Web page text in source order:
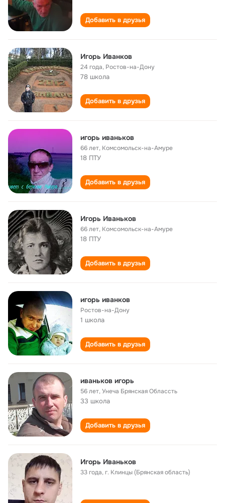
Добавить в друзья
Игорь Иванков
24 года, Ростов-на-Дону
78 школа
Добавить в друзья
игорь иваньков
66 лет, Комсомольск-на-Амуре
18 ПТУ
Добавить в друзья
Игорь Иваньков
66 лет, Комсомольск-на-Амуре
18 ПТУ
Добавить в друзья
игорь иванков
Ростов-на-Дону
1 школа
Добавить в друзья
иваньков игорь
56 лет,Унеча Брянская Облассть
33 школа
Добавить в друзья
Игорь Иваньков
33 года,г. Клинцы (Брянская область)